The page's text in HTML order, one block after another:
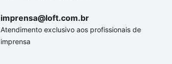
imprensa@loft.com.br
Atendimento exclusivo aos profissionais de
imprensa